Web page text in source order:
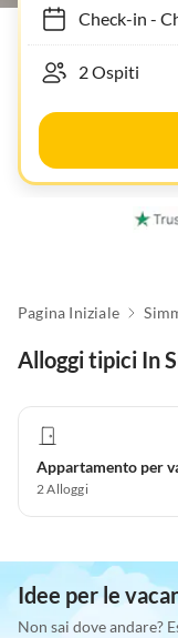
Check-in-
Pagina Iniziale
Alloggi tipici In
2Alloggi
Idee per le
Non sai dove andare?